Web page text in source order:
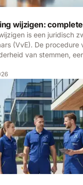
wijzigen:
is een juridisch
(VvE). De procedure
van stemmen,